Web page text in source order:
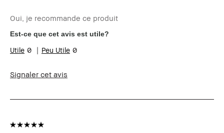
Type de peau
Normal
Carnation
très claire - neutre
Vos problèmes
de peau
des produits
avoir rédigé cet avis
Oui, je recommande ce produit
Est-ce que cet avis est utile?
0 0
Signaler cet avis